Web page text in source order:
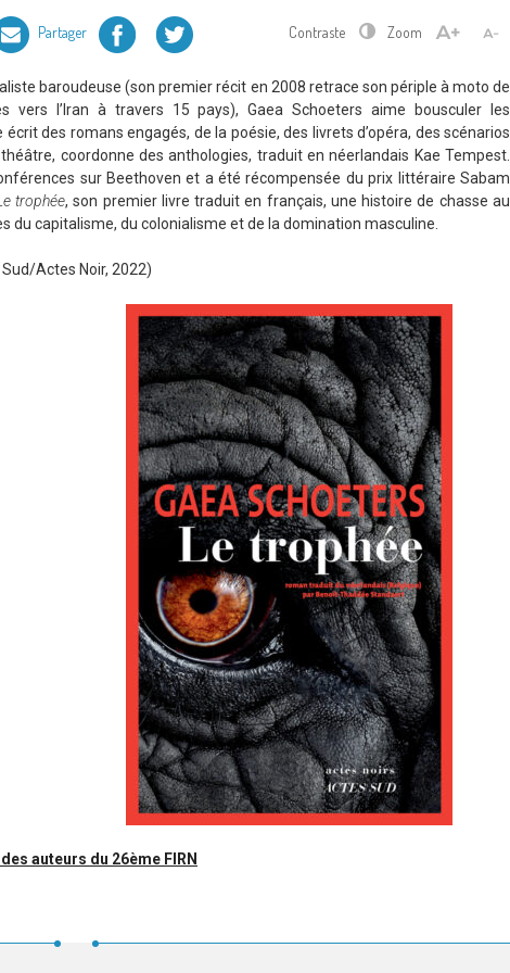
Partager Facebook Twitter Contraste Zoom
baroudeuse (son premier récit en 2008 retrace son périple à moto de
vers l’Iran à travers 15 pays), Gaea Schoeters aime bousculer les
écrit des romans engagés, de la poésie, des livrets d’opéra, des scénarios
coordonne des anthologies, traduit en néerlandais Kae Tempest.
sur Beethoven et a été récompensée du prix littéraire Sabam
trophée, son premier livre traduit en français, une histoire de chasse au
du capitalisme, du colonialisme et de la domination masculine.
Actes Noir, 2022)
auteurs du 26ème FIRN